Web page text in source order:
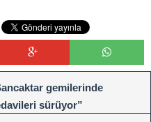
gemilerinde
sürüyor”